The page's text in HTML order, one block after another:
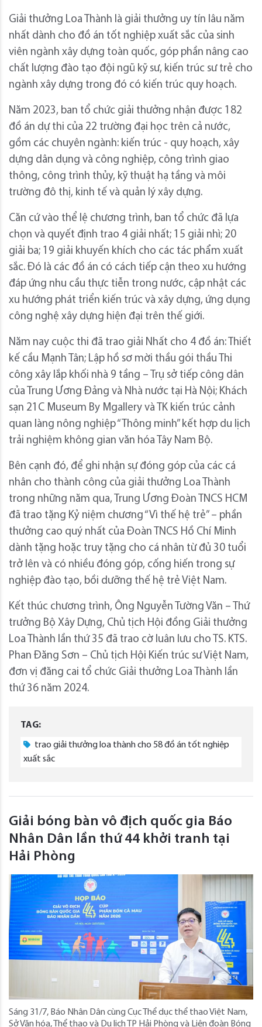
Giải thưởng Loa Thành là giải thưởng uy tín lâu năm
nhất dành cho đồ án tốt nghiệp xuất sắc của sinh
viên ngành xây dựng toàn quốc, góp phần nâng cao
chất lượng đào tạo đội ngũ kỹ sư, kiến trúc sư trẻ cho
ngành xây dựng trong đó có kiến trúc quy hoạch.
Năm 2023, ban tổ chức giải thưởng nhận được 182
đồ án dự thi của 22 trường đại học trên cả nước,
gồm các chuyên ngành: kiến trúc - quy hoạch, xây
dựng dân dụng và công nghiệp, công trình giao
thông, công trình thủy, kỹ thuật hạ tầng và môi
trường đô thị, kinh tế và quản lý xây dựng.
Căn cứ vào thể lệ chương trình, ban tổ chức đã lựa
chọn và quyết định trao 4 giải nhất; 15 giải nhì; 20
giải ba; 19 giải khuyến khích cho các tác phẩm xuất
sắc. Đó là các đồ án có cách tiếp cận theo xu hướng
đáp ứng nhu cầu thực tiễn trong nước, cập nhật các
xu hướng phát triển kiến trúc và xây dựng, ứng dụng
công nghệ xây dựng hiện đại trên thế giới.
Năm nay cuộc thi đã trao giải Nhất cho 4 đồ án: Thiết
kế cầu Mạnh Tân; Lập hồ sơ mời thầu gói thầu Thi
công xây lắp khối nhà 9 tầng – Trụ sở tiếp công dân
của Trung Ương Đảng và Nhà nước tại Hà Nội; Khách
sạn 21C Museum By Mgallery và TK kiến trúc cảnh
quan làng nông nghiệp “Thông minh” kết hợp du lịch
trải nghiệm không gian văn hóa Tây Nam Bộ.
Bên cạnh đó, để ghi nhận sự đóng góp của các cá
nhân cho thành công của giải thưởng Loa Thành
trong những năm qua, Trung Ương Đoàn TNCS HCM
đã trao tặng Kỷ niệm chương “Vì thế hệ trẻ” – phần
thưởng cao quý nhất của Đoàn TNCS Hồ Chí Minh
dành tặng hoặc truy tặng cho cá nhân từ đủ 30 tuổi
trở lên và có nhiều đóng góp, cống hiến trong sự
nghiệp đào tạo, bồi dưỡng thế hệ trẻ Việt Nam.
Kết thúc chương trình, Ông Nguyễn Tường Văn – Thứ
trưởng Bộ Xây Dựng, Chủ tịch Hội đồng Giải thưởng
Loa Thành lần thứ 35 đã trao cờ luân lưu cho TS. KTS.
Phan Đăng Sơn – Chủ tịch Hội Kiến trúc sư Việt Nam,
đơn vị đăng cai tổ chức Giải thưởng Loa Thành lần
thứ 36 năm 2024.
TAG:
trao giải thưởng loa thành cho 58 đồ án tốt nghiệp
xuất sắc
Giải bóng bàn vô địch quốc gia Báo
Nhân Dân lần thứ 44 khởi tranh tại
Hải Phòng
Sáng 31/7, Báo Nhân Dân cùng Cục Thể dục thể thao Việt Nam,
Sở Văn hóa, Thể thao và Du lịch TP Hải Phòng và Liên đoàn Bóng